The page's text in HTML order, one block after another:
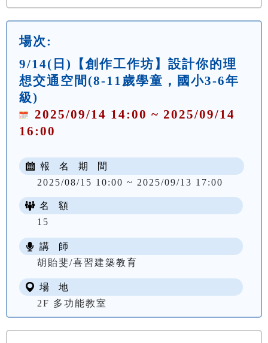
場次:
9/14(日)【創作工作坊】設計你的理
想交通空間(8-11歲學童，國小3-6年
級)
2025/09/14 14:00 ~ 2025/09/14
16:00
報 名 期 間
2025/08/15 10:00 ~ 2025/09/13 17:00
名 額
15
講 師
胡貽斐/喜習建築教育
場 地
2F 多功能教室